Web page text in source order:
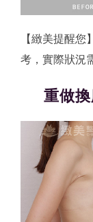
【緻美提醒
考，實際狀況
重做